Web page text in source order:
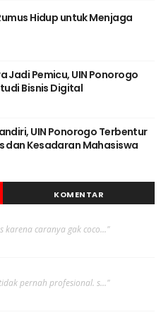
Hidup untuk Menjaga
Jadi Pemicu, UIN Ponorogo
Bisnis Digital
UIN Ponorogo Terbentur
dan Kesadaran Mahasiswa
KOMENTAR
karena caranya gak coco..."
pernah profesional. s..."